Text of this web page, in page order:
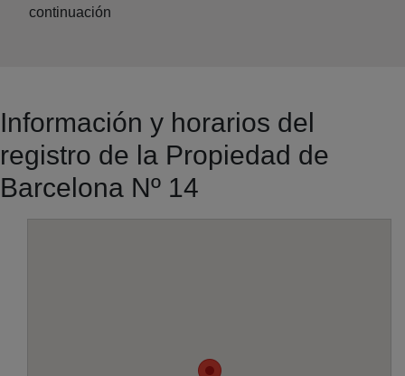
continuación
Información y horarios del
registro de la Propiedad de
Barcelona Nº 14